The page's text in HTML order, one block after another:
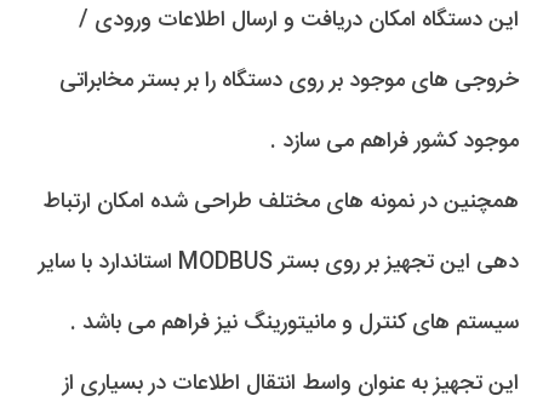
این دستگاه امکان دریافت و ارسال اطلاعات ورودی /
خروجی های موجود بر روی دستگاه را بر بستر مخابراتی
موجود کشور فراهم می سازد .
همچنین در نمونه های مختلف طراحی شده امکان ارتباط
دهی این تجهیز بر روی بستر MODBUS استاندارد با سایر
سیستم های کنترل و مانیتورینگ نیز فراهم می باشد .
این تجهیز به عنوان واسط انتقال اطلاعات در بسیاری از